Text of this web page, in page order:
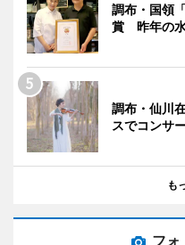
調布・国領
賞 昨年の水
調布・仙川
スでコンサ
も
フォ